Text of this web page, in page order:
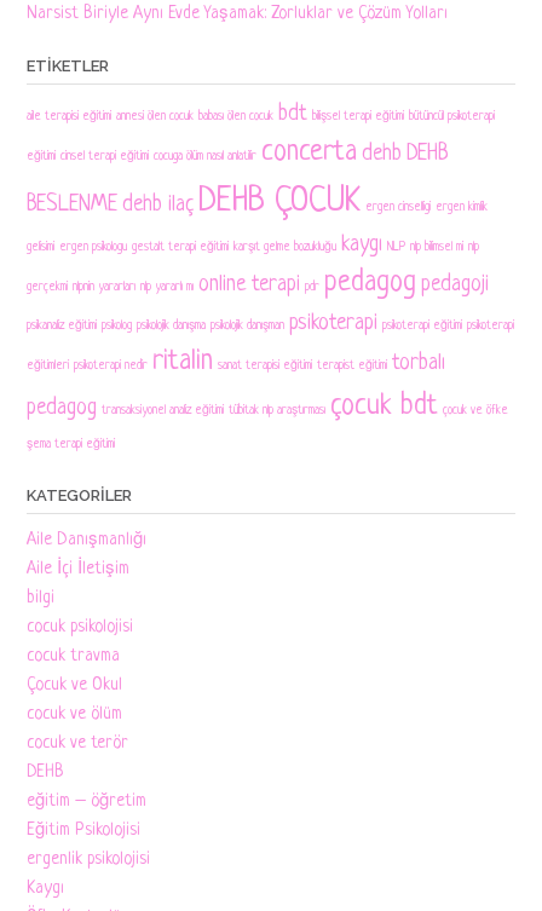
Narsist Biriyle Aynı Evde Yaşamak: Zorluklar ve Çözüm Yolları
ETIKETLER
aile terapisi eğitimi annesi ölen cocuk babası ölen cocuk bdt bilişsel terapi eğitimi bütüncül psikoterapi
eğitimi cinsel terapi eğitimi cocuga ölüm nasıl anlatilir concerta dehb DEHB
BESLENME dehb ilaç DEHB ÇOCUK ergen cinselligi ergen kimlik
gelisimi ergen psikologu gestalt terapi eğitimi karşıt gelme bozukluğu kaygı NLP nlp bilimsel mi nlp
gerçekmi nlpnin yararları nlp yararlı mı online terapi pdr pedagog pedagoji
psikanaliz eğitimi psikolog psikolojik danışma psikolojik danışman psikoterapi psikoterapi eğitimi psikoterapi
eğitimleri psikoterapi nedir ritalin sanat terapisi eğitimi terapist eğitimi torbalı
pedagog transaksiyonel analiz eğitimi tübitak nlp araştırması çocuk bdt çocuk ve öfke
şema terapi eğitimi
KATEGORILER
Aile Danışmanlığı
Aile İçi İletişim
bilgi
cocuk psikolojisi
cocuk travma
Çocuk ve Okul
cocuk ve ölüm
cocuk ve terör
DEHB
eğitim – öğretim
Eğitim Psikolojisi
ergenlik psikolojisi
Kaygı